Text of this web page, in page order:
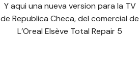
Y aqui una nueva version para la TV
de Republica Checa, del comercial de
L’Oreal Elsève Total Repair 5